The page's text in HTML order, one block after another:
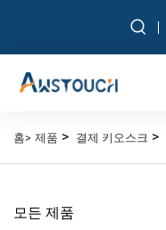
홈> 제품 > 결제 키오스크 >
모든 제품